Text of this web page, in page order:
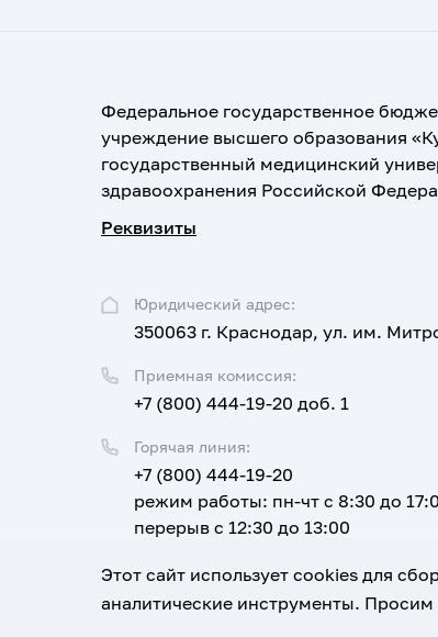
Федеральное государственное
учреждение высшего образования
государственный медицинский
здравоохранения Российской
Реквизиты
Юридический адрес:
350063 г. Краснодар, ул. им.
Приемная комиссия:
+7 (800) 444-19-20 доб. 1
Горячая линия:
+7 (800) 444-19-20
режим работы: пн-чт с 8:30 до
перерыв с 12:30 до 13:00
Email:
corpus@ksma.ru
Этот сайт использует cookies для
аналитические инструменты. Просим